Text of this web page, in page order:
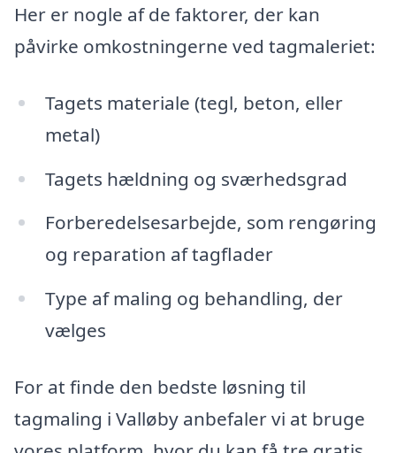
Her er nogle af de faktorer, der kan
påvirke omkostningerne ved tagmaleriet:
Tagets materiale (tegl, beton, eller
metal)
Tagets hældning og sværhedsgrad
Forberedelsesarbejde, som rengøring
og reparation af tagflader
Type af maling og behandling, der
vælges
For at finde den bedste løsning til
tagmaling i Valløby anbefaler vi at bruge